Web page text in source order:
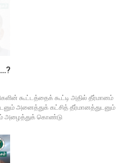
கூட்டத்தைக் கூட்டி அதில் தீர்மானம்
அனைத்துக் கட்சித் தீர்மானத்துடனும்
அழைத்துக் கொண்டு